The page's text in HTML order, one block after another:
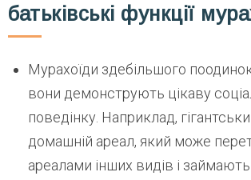
батьківські функції
Мурахоїди здебільшого
вони демонструють цікаву
поведінку. Наприклад,
домашній ареал, який може
ареалами інших видів і